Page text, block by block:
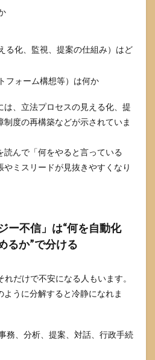
る化、監視、提案の仕組み）はど
フォーム構想等）は何か
、立法プロセスの見える化、提
度の再構築などが示されていま
読んで「何をやると言っている
ミスリードが見抜きやすくなり
ー不信」は“何を自動化
るか”で分ける
だけで不安になる人もいます。
ように分解すると冷静になれま
務、分析、提案、対話、行政手続